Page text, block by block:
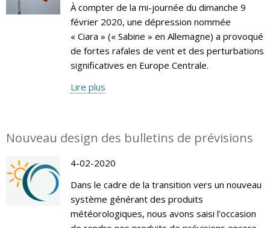
À compter de la mi-journée du dimanche 9
février 2020, une dépression nommée
« Ciara » (« Sabine » en Allemagne) a provoqué
de fortes rafales de vent et des perturbations
significatives en Europe Centrale.
Lire plus
Nouveau design des bulletins de prévisions
4-02-2020
Dans le cadre de la transition vers un nouveau
système générant des produits
météorologiques, nous avons saisi l’occasion